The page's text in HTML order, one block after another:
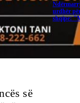
së
urdhër
shqipe: